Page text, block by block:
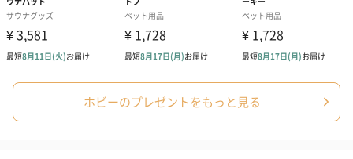
ホビーのプレゼントをもっと見る